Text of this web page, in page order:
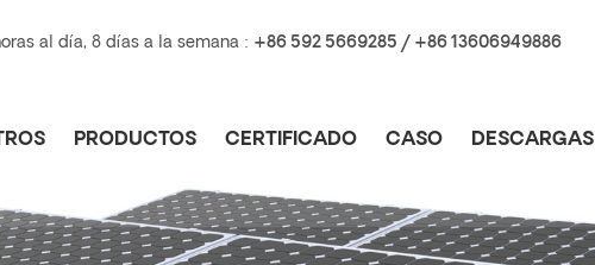
al día, 8 días a la semana : +86 592 5669285 / +86 13606949886
PRODUCTOS CERTIFICADO CASO DESCARGAS